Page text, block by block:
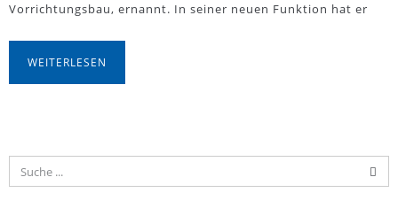
Vorrichtungsbau, ernannt. In seiner neuen Funktion hat er
WEITERLESEN